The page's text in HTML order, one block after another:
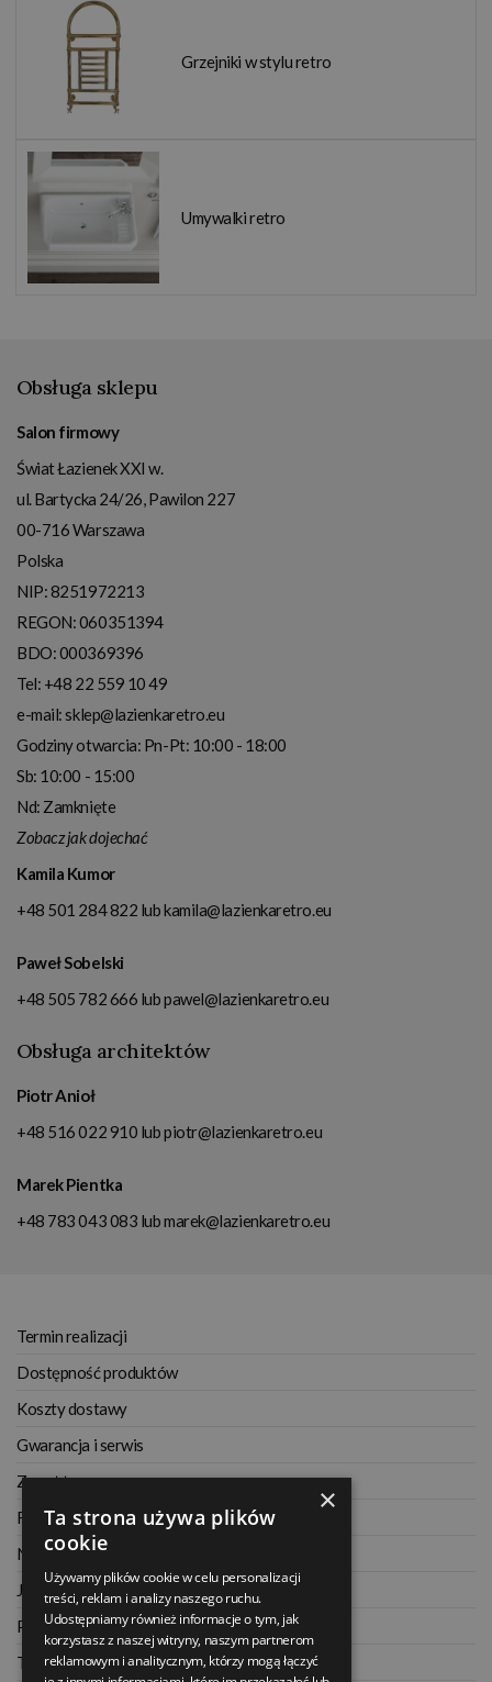
Grzejniki w stylu retro
Umywalki retro
Obsługa sklepu
Salon firmowy
Świat Łazienek XXI w.
ul. Bartycka 24/26, Pawilon 227
00-716Warszawa
Polska
NIP:8251972213
REGON: 060351394
BDO: 000369396
Tel: +48 22 559 10 49
e-mail:sklep@lazienkaretro.eu
Godziny otwarcia: Pn-Pt: 10:00 - 18:00
Sb: 10:00 - 15:00
Nd: Zamknięte
Zobacz jak dojechać
Kamila Kumor
+48 501 284 822 lubkamila@lazienkaretro.eu
Paweł Sobelski
+48 505 782 666 lubpawel@lazienkaretro.eu
Obsługa architektów
Piotr Anioł
+48 516 022 910 lubpiotr@lazienkaretro.eu
Marek Pientka
+48 783 043 083 lubmarek@lazienkaretro.eu
Termin realizacji
Dostępność produktów
Koszty dostawy
Gwarancja i serwis
Zwrot towaru
Regulamin
Najczęściej zadawane pytania
Jak kupować na raty
Polityka prywatności
Twoje zamówienia
×
Ta strona używa plików
cookie
Używamy plików cookie w celu personalizacji
treści, reklam i analizy naszego ruchu.
Udostępniamy również informacje o tym, jak
korzystasz z naszej witryny, naszym partnerom
reklamowym i analitycznym, którzy mogą łączyć